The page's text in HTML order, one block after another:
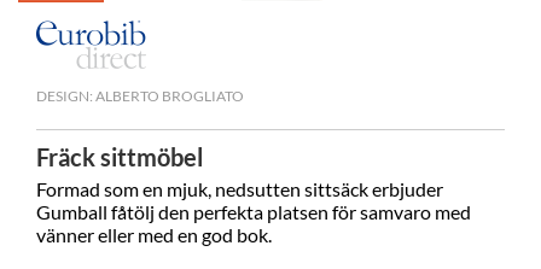
DESIGN: ALBERTO BROGLIATO
Fräck sittmöbel
Formad som en mjuk, nedsutten sittsäck erbjuder
Gumball fåtölj den perfekta platsen för samvaro med
vänner eller med en god bok.